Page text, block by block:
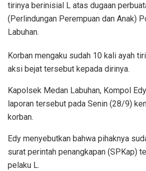
tirinya berinisial L atas dugaan
(Perlindungan Perempuan dan Anak)
Labuhan.
Korban mengaku sudah 10 kali ayah
aksi bejat tersebut kepada dirinya.
Kapolsek Medan Labuhan, Kompol
laporan tersebut pada Senin (28/9)
korban.
Edy menyebutkan bahwa pihaknya
surat perintah penangkapan (SPKap)
pelaku L.